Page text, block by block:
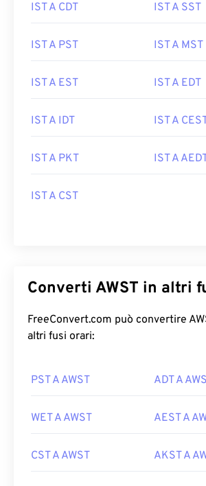
IST A CDT IST A SST
IST A PST IST A MST
IST A EST IST A EDT
IST A IDT IST A
IST A PKT IST A
IST A CST
Converti AWST in altri
FreeConvert.com può convertire
altri fusi orari:
PST A AWST ADT A
WET A AWST AEST A
CST A AWST AKST A